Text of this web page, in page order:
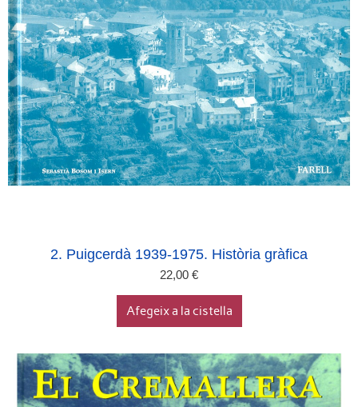
2. Puigcerdà 1939-1975. Història gràfica
22,00 €
Afegeix a la cistella